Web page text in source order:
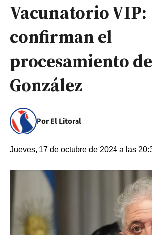
Vacunatorio VIP:
confirman el
procesamiento
González
Por El Litoral
Jueves, 17 de octubre de 2024 a las